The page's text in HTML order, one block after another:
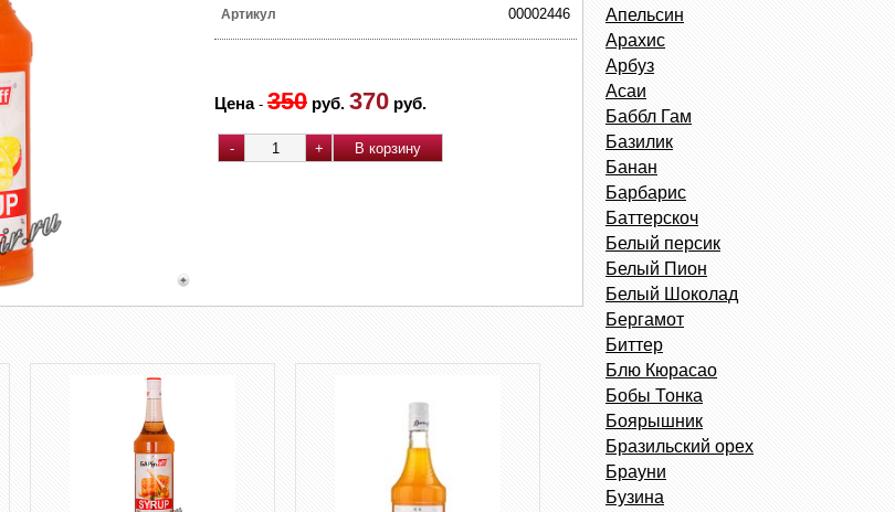
Артикул 00002446
Цена- 350 руб. 370 руб.
Апельсин
Арахис
Арбуз
Асаи
Баббл Гам
Базилик
Банан
Барбарис
Баттерскоч
Белый персик
Белый Пион
Белый Шоколад
Бергамот
Биттер
Блю Кюрасао
Бобы Тонка
Боярышник
Бразильский орех
Брауни
Бузина